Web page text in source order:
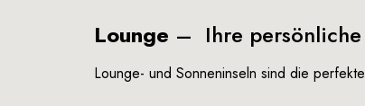
Lounge – Ihre persönliche
Lounge- und Sonneninseln sind die